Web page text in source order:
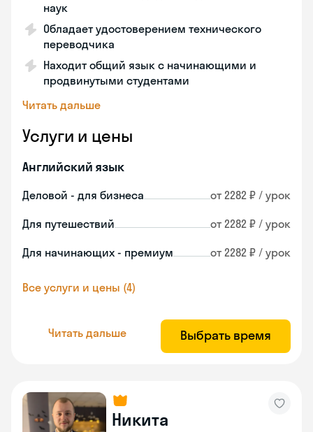
наук
Обладает удостоверением технического
переводчика
Находит общий язык с начинающими и
продвинутыми студентами
Читать дальше
Услуги и цены
Английский язык
Деловой - для бизнеса от 2282 ₽ / урок
Для путешествий от 2282 ₽ / урок
Для начинающих - премиум от 2282 ₽ / урок
Все услуги и цены (4)
Читать дальше Выбрать время
Никита